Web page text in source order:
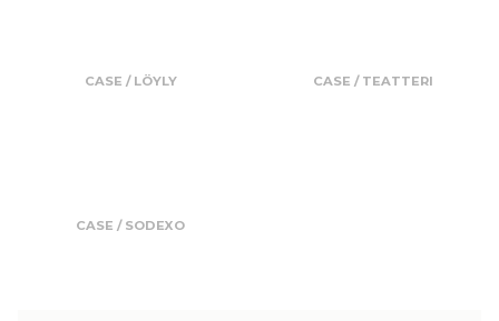
CASE / LÖYLY CASE / TEATTERI
CASE / SODEXO